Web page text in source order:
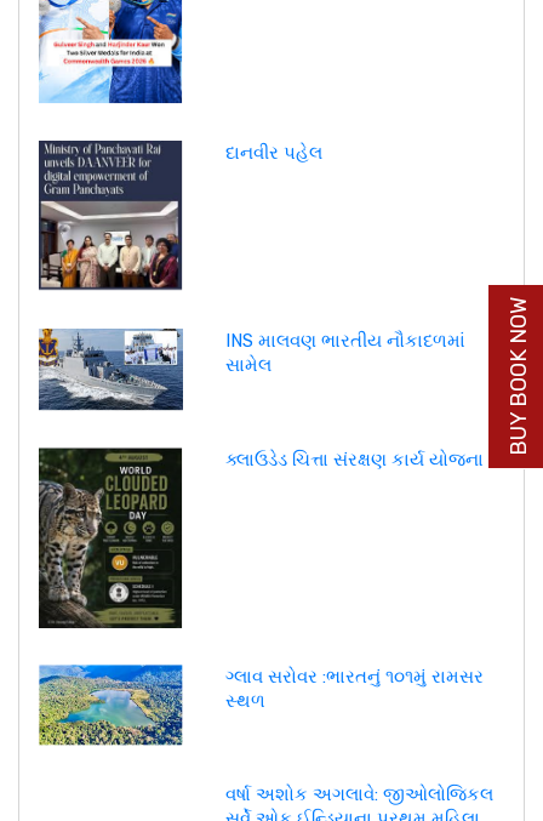
દાનવીર પહેલ
INS માલવણ ભારતીય નૌકાદળમાં
સામેલ
ક્લાઉડેડ ચિત્તા સંરક્ષણ કાર્ય યોજના
ગ્લાવ સરોવર :ભારતનું ૧૦૧મું રામસર
સ્થળ
વર્ષા અશોક અગલાવે: જીઓલોજિકલ
BUY BOOK NOW